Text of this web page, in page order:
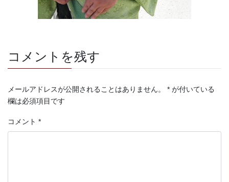
コメントを残す
メールアドレスが公開されることはありません。 * が付いている
欄は必須項目です
コメント *